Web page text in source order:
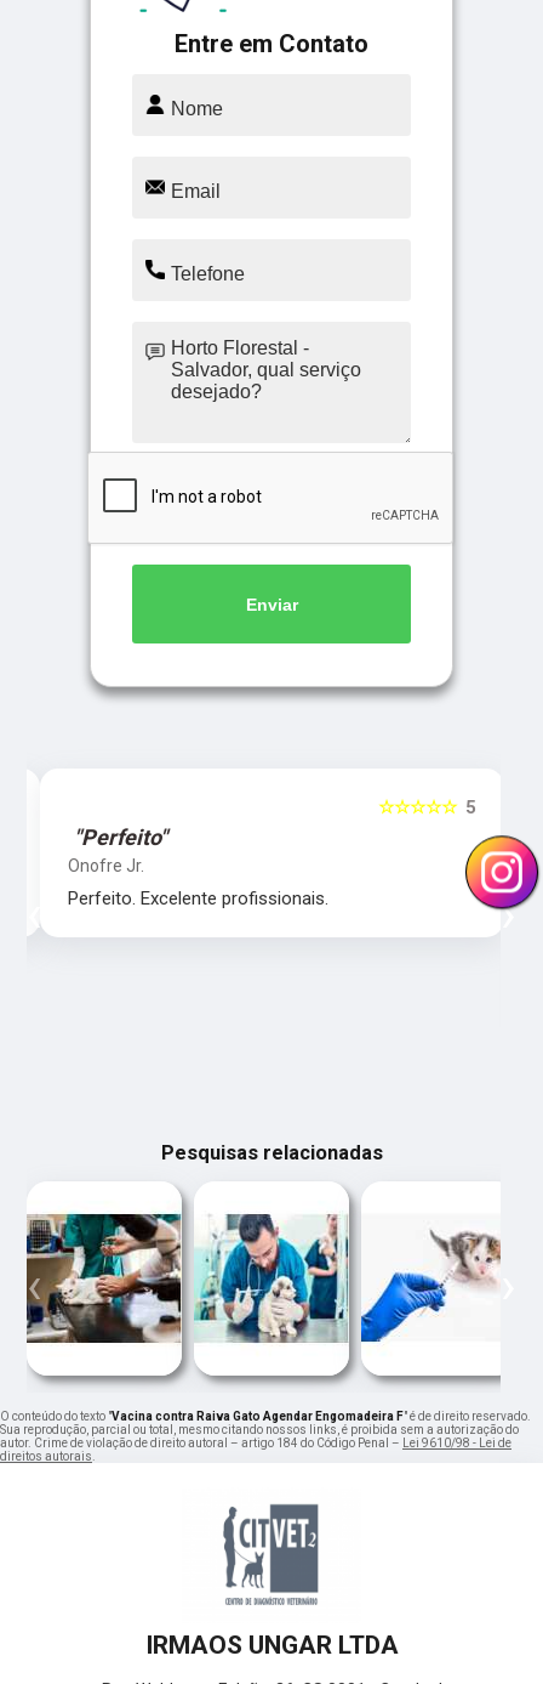
Entre em Contato
Enviar
5
☆☆☆☆☆
"Perfeito"
Onofre Jr.
Perfeito. Excelente profissionais.
‹ ›
Pesquisas relacionadas
‹ ›
O conteúdo do texto "Vacina contra Raiva Gato Agendar Engomadeira F" é de direito reservado.
Sua reprodução, parcial ou total, mesmo citando nossos links, é proibida sem a autorização do
autor. Crime de violação de direito autoral – artigo 184 do Código Penal – Lei 9610/98 - Lei de
direitos autorais.
IRMAOS UNGAR LTDA